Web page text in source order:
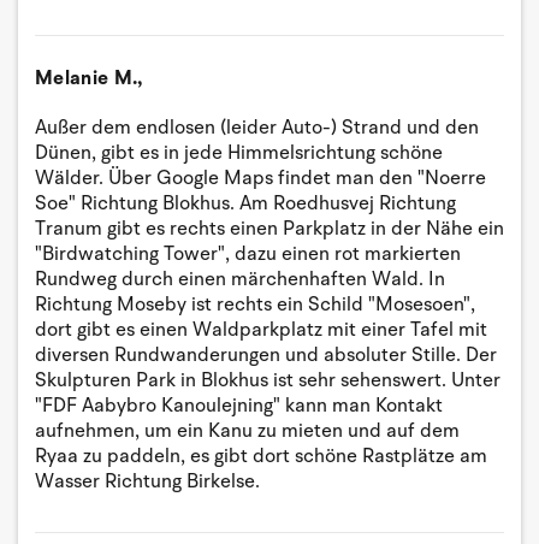
Melanie M.,
Außer dem endlosen (leider Auto-) Strand und den
Dünen, gibt es in jede Himmelsrichtung schöne
Wälder. Über Google Maps findet man den "Noerre
Soe" Richtung Blokhus. Am Roedhusvej Richtung
Tranum gibt es rechts einen Parkplatz in der Nähe ein
"Birdwatching Tower", dazu einen rot markierten
Rundweg durch einen märchenhaften Wald. In
Richtung Moseby ist rechts ein Schild "Mosesoen",
dort gibt es einen Waldparkplatz mit einer Tafel mit
diversen Rundwanderungen und absoluter Stille. Der
Skulpturen Park in Blokhus ist sehr sehenswert. Unter
"FDF Aabybro Kanoulejning" kann man Kontakt
aufnehmen, um ein Kanu zu mieten und auf dem
Ryaa zu paddeln, es gibt dort schöne Rastplätze am
Wasser Richtung Birkelse.